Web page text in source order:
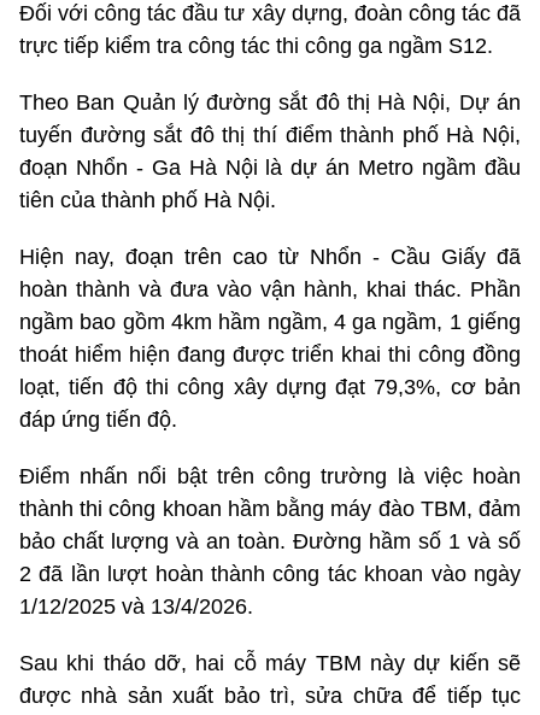
Đối với công tác đầu tư xây dựng, đoàn công tác đã
trực tiếp kiểm tra công tác thi công ga ngầm S12.
Theo Ban Quản lý đường sắt đô thị Hà Nội, Dự án
tuyến đường sắt đô thị thí điểm thành phố Hà Nội,
đoạn Nhổn - Ga Hà Nội là dự án Metro ngầm đầu
tiên của thành phố Hà Nội.
Hiện nay, đoạn trên cao từ Nhổn - Cầu Giấy đã
hoàn thành và đưa vào vận hành, khai thác. Phần
ngầm bao gồm 4km hầm ngầm, 4 ga ngầm, 1 giếng
thoát hiểm hiện đang được triển khai thi công đồng
loạt, tiến độ thi công xây dựng đạt 79,3%, cơ bản
đáp ứng tiến độ.
Điểm nhấn nổi bật trên công trường là việc hoàn
thành thi công khoan hầm bằng máy đào TBM, đảm
bảo chất lượng và an toàn. Đường hầm số 1 và số
2 đã lần lượt hoàn thành công tác khoan vào ngày
1/12/2025 và 13/4/2026.
Sau khi tháo dỡ, hai cỗ máy TBM này dự kiến sẽ
được nhà sản xuất bảo trì, sửa chữa để tiếp tục